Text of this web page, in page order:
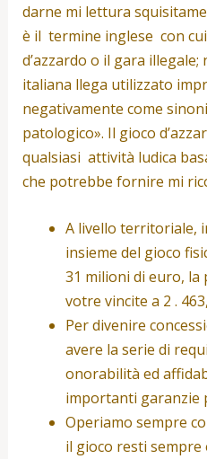
darne mi lettura
è il termine inglese con
d’azzardo o il gara
italiana llega utilizzato
negativamente come
patologico». Il gioco
qualsiasi attività ludica
che potrebbe fornire mi
A livello territoriale,
insieme del gioco
31 milioni di euro, la
votre vincite a 2 .
Per divenire
avere la serie di
onorabilità ed
importanti garanzie
Operiamo sempre
il gioco resti